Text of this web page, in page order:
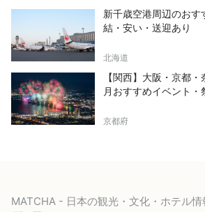
新千歳空港周辺のおす
結・安い・送迎あり
北海道
【関西】大阪・京都
月おすすめイベント・
京都府
MATCHA - 日本の観光・文化・ホテル情